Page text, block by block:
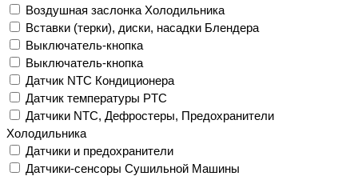
Воздушная заслонка Холодильника
Вставки (терки), диски, насадки Блендера
Выключатель-кнопка
Выключатель-кнопка
Датчик NTC Кондиционера
Датчик температуры PTC
Датчики NTC, Дефростеры, Предохранители
Холодильника
Датчики и предохранители
Датчики-сенсоры Сушильной Машины